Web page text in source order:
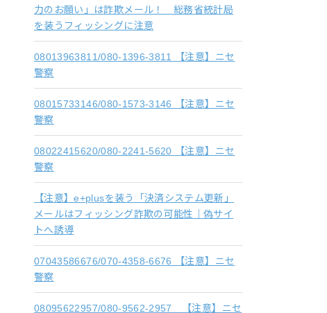
力のお願い」は詐欺メール！ 総務省統計局
を装うフィッシングに注意
08013963811/080-1396-3811 【注意】ニセ
警察
08015733146/080-1573-3146 【注意】ニセ
警察
08022415620/080-2241-5620 【注意】ニセ
警察
【注意】e+plusを装う「決済システム更新」
メールはフィッシング詐欺の可能性｜偽サイ
トへ誘導
07043586676/070-4358-6676 【注意】ニセ
警察
08095622957/080-9562-2957 【注意】ニセ